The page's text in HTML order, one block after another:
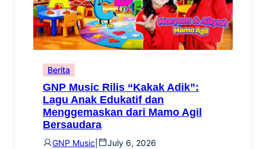
Berita
GNP Music Rilis “Kakak Adik”:
Lagu Anak Edukatif dan
Menggemaskan dari Mamo Agil
Bersaudara
GNP Music
July 6, 2026